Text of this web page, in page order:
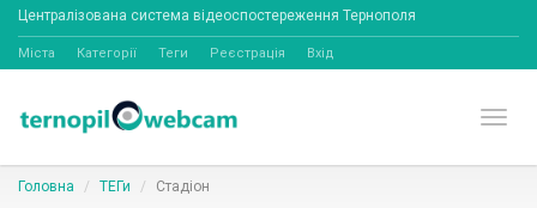
Централізована система відеоспостереження Тернополя
Міста Категорії Теги Реєстрація Вхід
Головна ТЕГи Стадіон